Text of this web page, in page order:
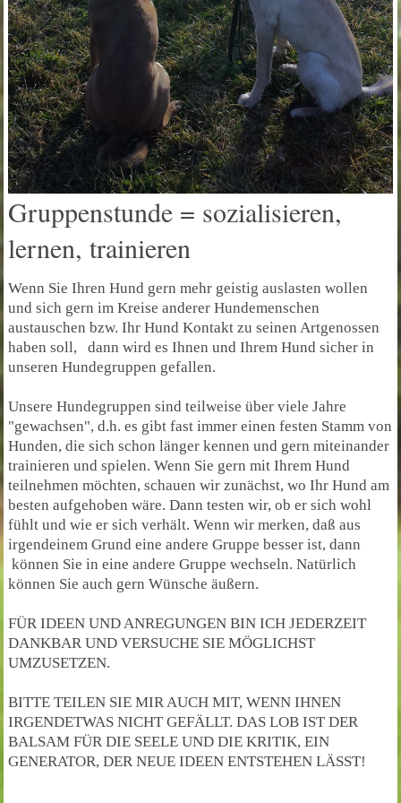
Gruppenstunde = sozialisieren,
lernen, trainieren
Wenn Sie Ihren Hund gern mehr geistig auslasten wollen
und sich gern im Kreise anderer Hundemenschen
austauschen bzw. Ihr Hund Kontakt zu seinen Artgenossen
haben soll, dann wird es Ihnen und Ihrem Hund sicher in
unseren Hundegruppen gefallen.
Unsere Hundegruppen sind teilweise über viele Jahre
"gewachsen", d.h. es gibt fast immer einen festen Stamm von
Hunden, die sich schon länger kennen und gern miteinander
trainieren und spielen. Wenn Sie gern mit Ihrem Hund
teilnehmen möchten, schauen wir zunächst, wo Ihr Hund am
besten aufgehoben wäre. Dann testen wir, ob er sich wohl
fühlt und wie er sich verhält. Wenn wir merken, daß aus
irgendeinem Grund eine andere Gruppe besser ist, dann
können Sie in eine andere Gruppe wechseln. Natürlich
können Sie auch gern Wünsche äußern.
FÜR IDEEN UND ANREGUNGEN BIN ICH JEDERZEIT
DANKBAR UND VERSUCHE SIE MÖGLICHST
UMZUSETZEN.
BITTE TEILEN SIE MIR AUCH MIT, WENN IHNEN
IRGENDETWAS NICHT GEFÄLLT. DAS LOB IST DER
BALSAM FÜR DIE SEELE UND DIE KRITIK, EIN
GENERATOR, DER NEUE IDEEN ENTSTEHEN LÄSST!